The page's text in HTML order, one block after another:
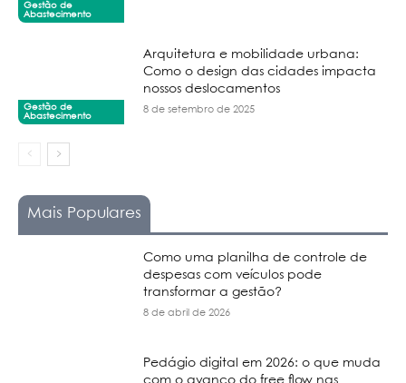
Gestão de
Abastecimento
Gestão de
Abastecimento
Arquitetura e mobilidade urbana:
Como o design das cidades impacta
nossos deslocamentos
8 de setembro de 2025
Mais Populares
Como uma planilha de controle de
despesas com veículos pode
transformar a gestão?
8 de abril de 2026
Pedágio digital em 2026: o que muda
com o avanço do free flow nas